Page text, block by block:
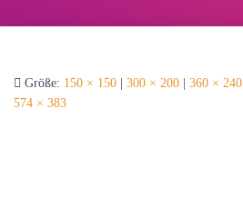
Größe: 150 × 150 300 × 200 360 × 240
574 × 383